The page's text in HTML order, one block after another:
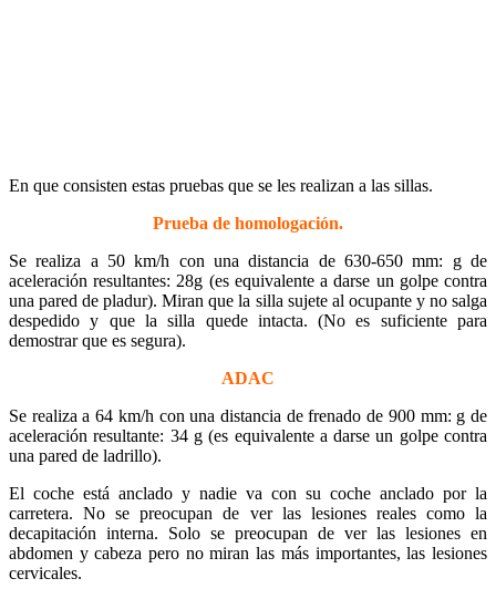
En que consisten estas pruebas que se les realizan a las sillas.
Prueba de homologación.
Se realiza a 50 km/h con una distancia de 630-650 mm: g de
aceleración resultantes: 28g (es equivalente a darse un golpe contra
una pared de pladur). Miran que la silla sujete al ocupante y no salga
despedido y que la silla quede intacta. (No es suficiente para
demostrar que es segura).
ADAC
Se realiza a 64 km/h con una distancia de frenado de 900 mm: g de
aceleración resultante: 34 g (es equivalente a darse un golpe contra
una pared de ladrillo).
El coche está anclado y nadie va con su coche anclado por la
carretera. No se preocupan de ver las lesiones reales como la
decapitación interna. Solo se preocupan de ver las lesiones en
abdomen y cabeza pero no miran las más importantes, las lesiones
cervicales.